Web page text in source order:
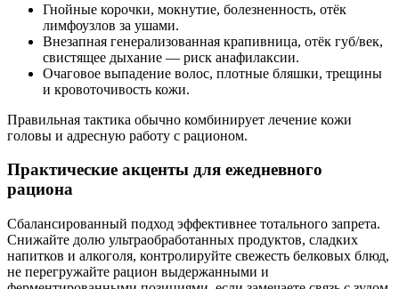
Гнойные корочки, мокнутие, болезненность, отёк
лимфоузлов за ушами.
Внезапная генерализованная крапивница, отёк губ/век,
свистящее дыхание — риск анафилаксии.
Очаговое выпадение волос, плотные бляшки, трещины
и кровоточивость кожи.
Правильная тактика обычно комбинирует лечение кожи
головы и адресную работу с рационом.
Практические акценты для ежедневного
рациона
Сбалансированный подход эффективнее тотального запрета.
Снижайте долю ультраобработанных продуктов, сладких
напитков и алкоголя, контролируйте свежесть белковых блюд,
не перегружайте рацион выдержанными и